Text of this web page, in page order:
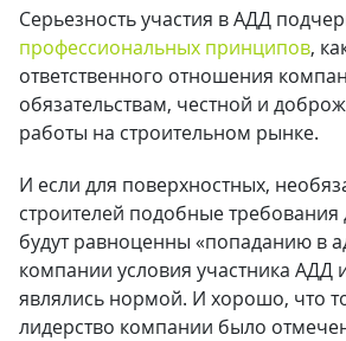
Серьезность участия в АДД
профессиональных принципов,
ответственного отношения
обязательствам, честной и
работы на строительном рынке.
И если для поверхностных,
строителей подобные требования
будут равноценны «попаданию в
компании условия участника АДД
являлись нормой. И хорошо, что
лидерство компании было